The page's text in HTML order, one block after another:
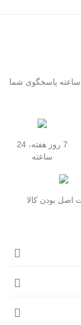
تلفن پشتیبانی | 09120511400 | ۷ روز هفته، ۲۴ ساعته پاسخگوی شما
7 روز هفته، 24
ساعته
اصل بودن کالا